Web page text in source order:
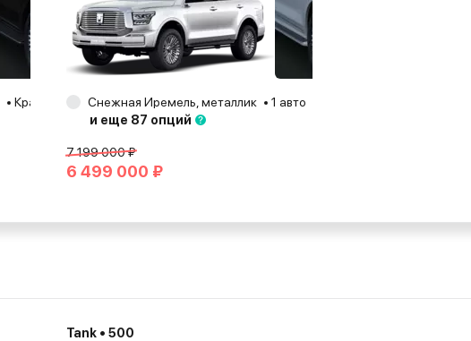
Краснодар
2026
Снежная Иремель, металлик 1 авто
и еще 87 опций
7 199 000 ₽
6 499 000 ₽
Tank • 500